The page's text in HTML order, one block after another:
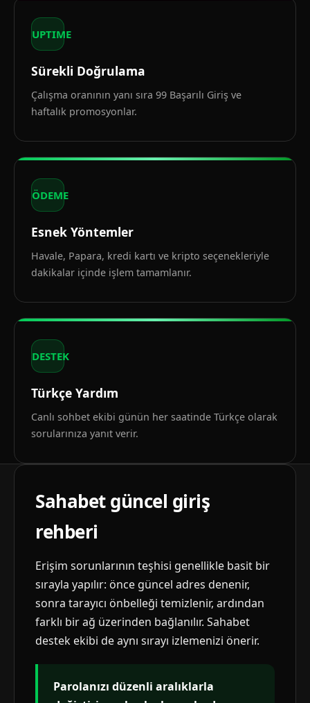
UPTIME
Sürekli Doğrulama
Çalışma oranının yanı sıra 99 Başarılı Giriş ve
haftalık promosyonlar.
ÖDEME
Esnek Yöntemler
Havale, Papara, kredi kartı ve kripto seçenekleriyle
dakikalar içinde işlem tamamlanır.
DESTEK
Türkçe Yardım
Canlı sohbet ekibi günün her saatinde Türkçe olarak
sorularınıza yanıt verir.
Sahabet güncel giriş
rehberi
Erişim sorunlarının teşhisi genellikle basit bir
sırayla yapılır: önce güncel adres denenir,
sonra tarayıcı önbelleği temizlenir, ardından
farklı bir ağ üzerinden bağlanılır. Sahabet
destek ekibi de aynı sırayı izlemenizi önerir.
Parolanızı düzenli aralıklarla